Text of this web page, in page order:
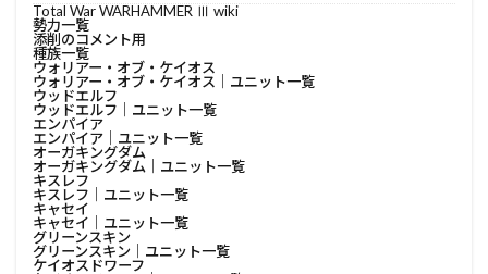
Total War WARHAMMER Ⅲ wiki
勢力一覧
添削のコメント用
種族一覧
ウォリアー・オブ・ケイオス
ウォリアー・オブ・ケイオス│ユニット一覧
ウッドエルフ
ウッドエルフ│ユニット一覧
エンパイア
エンパイア│ユニット一覧
オーガキングダム
オーガキングダム│ユニット一覧
キスレフ
キスレフ│ユニット一覧
キャセイ
キャセイ│ユニット一覧
グリーンスキン
グリーンスキン│ユニット一覧
ケイオスドワーフ